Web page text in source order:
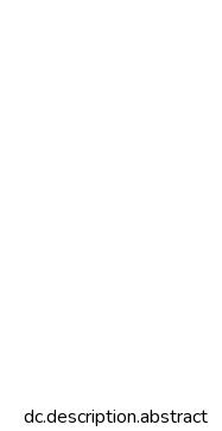
dc.description.abstract